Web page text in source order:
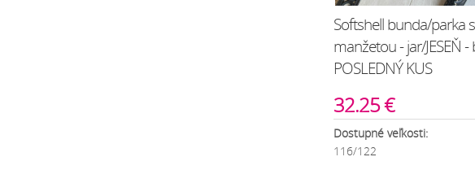
Softshell bunda/parka
manžetou - jar/JESEŇ
POSLEDNÝ KUS
32.25 €
Dostupné veľkosti:
116/122